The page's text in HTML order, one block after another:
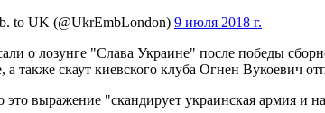
to UK (@UkrEmbLondon) 9 июля 2018 г.
о лозунге "Слава Украине" после победы
а также скаут киевского клуба Огнен Вукоевич
это выражение "скандирует украинская армия и